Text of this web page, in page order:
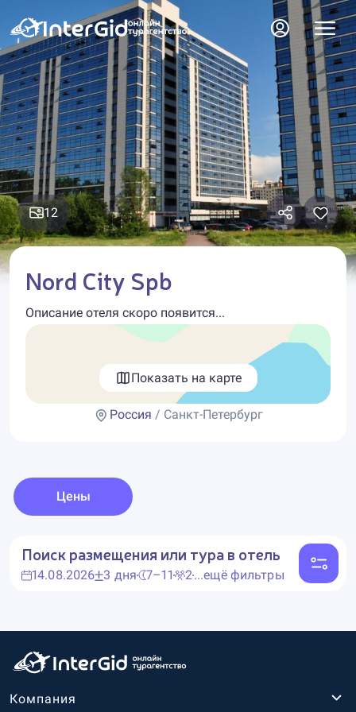
12
Nord City Spb
Описание отеля скоро появится...
Показать на карте
Россия / Санкт-Петербург
Цены
Поиск размещения или тура в отель
14.08.2026 3 дня 7–11 2...ещё фильтры
Компания